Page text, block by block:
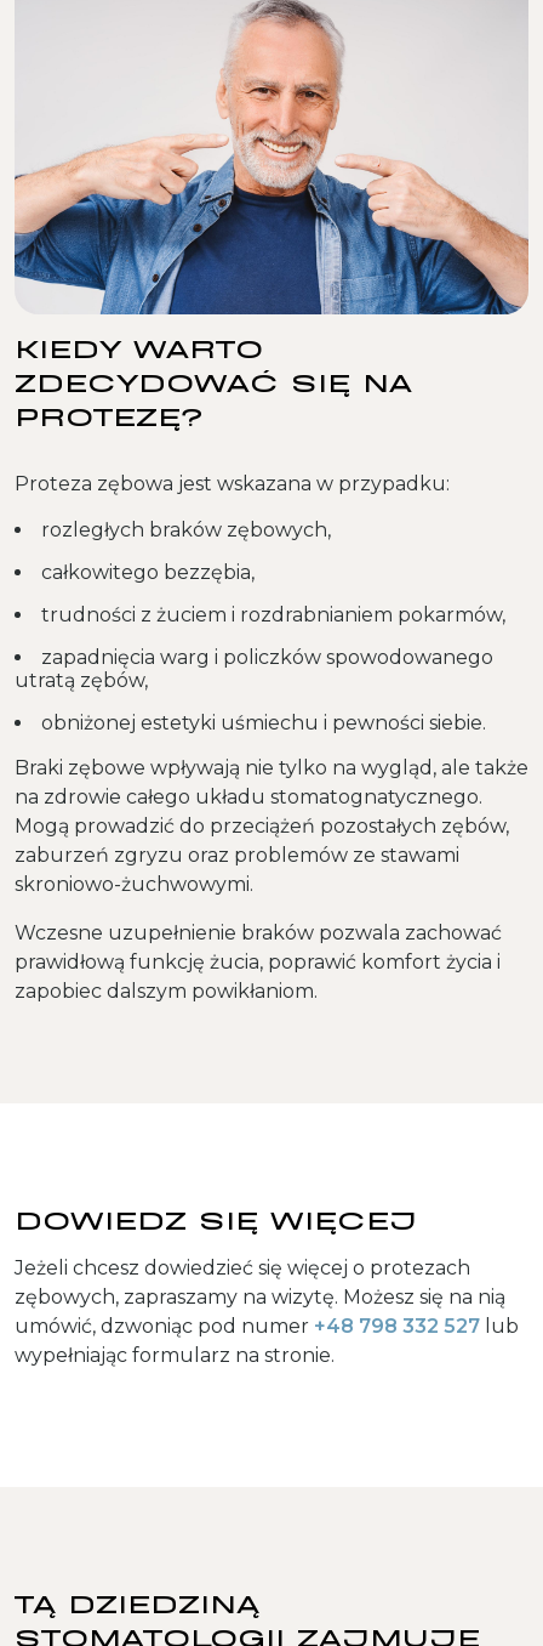
KIEDY WARTO
ZDECYDOWAĆ SIĘ NA
PROTEZĘ?
Proteza zębowa jest wskazana w przypadku:
rozległych braków zębowych,
całkowitego bezzębia,
trudności z żuciem i rozdrabnianiem pokarmów,
zapadnięcia warg i policzków spowodowanego
utratą zębów,
obniżonej estetyki uśmiechu i pewności siebie.
Braki zębowe wpływają nie tylko na wygląd, ale także
na zdrowie całego układu stomatognatycznego.
Mogą prowadzić do przeciążeń pozostałych zębów,
zaburzeń zgryzu oraz problemów ze stawami
skroniowo-żuchwowymi.
Wczesne uzupełnienie braków pozwala zachować
prawidłową funkcję żucia, poprawić komfort życia i
zapobiec dalszym powikłaniom.
DOWIEDZ SIĘ WIĘCEJ
Jeżeli chcesz dowiedzieć się więcej o protezach
zębowych, zapraszamy na wizytę. Możesz się na nią
umówić, dzwoniąc pod numer +48 798 332 527 lub
wypełniając formularz na stronie.
TĄ DZIEDZINĄ
STOMATOLOGII ZAJMUJE